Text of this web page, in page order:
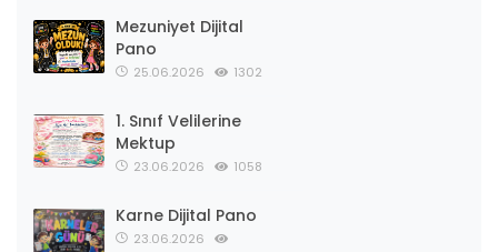
Mezuniyet Dijital
Pano
25.06.2026 1302
1. Sınıf Velilerine
Mektup
23.06.2026 1058
Karne Dijital Pano
23.06.2026